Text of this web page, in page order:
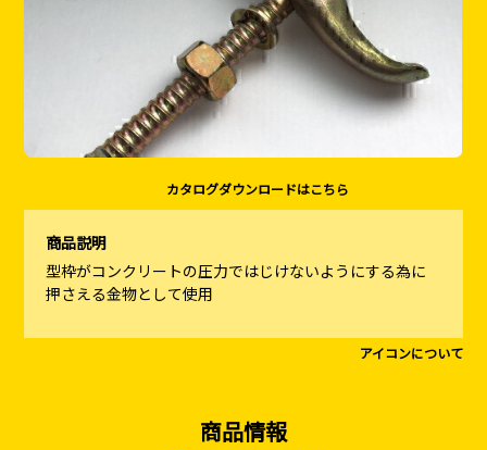
カタログダウンロードはこちら
商品説明
型枠がコンクリートの圧力ではじけないようにする為に
押さえる金物として使用
アイコンについて
商品情報